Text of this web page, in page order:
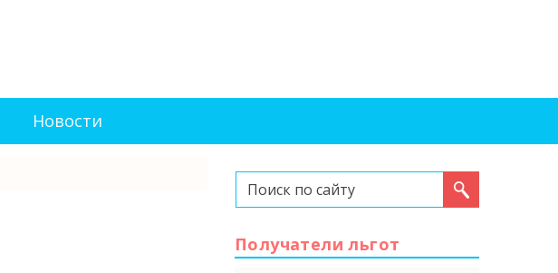
Новости
Искать...
Получатели льгот